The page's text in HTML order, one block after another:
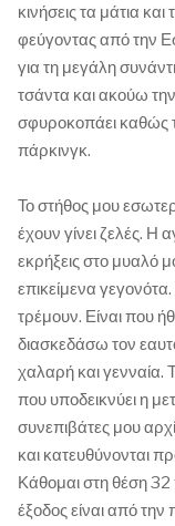
κινήσεις τα μάτια
φεύγοντας από την
για τη μεγάλη
τσάντα και ακούω
σφυροκοπάει καθώς
πάρκινγκ.
Το στήθος μου
έχουν γίνει ζελές. Η
εκρήξεις στο μυαλό
επικείμενα
τρέμουν. Είναι που
διασκεδάσω τον
χαλαρή και γενναία.
που υποδεικνύει η
συνεπιβάτες μου
και κατευθύνονται
Κάθομαι στη θέση 32
έξοδος είναι από